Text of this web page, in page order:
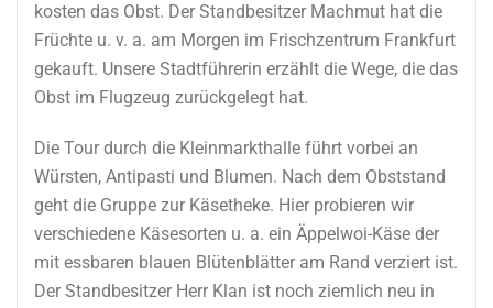
kosten das Obst. Der Standbesitzer Machmut hat die
Früchte u. v. a. am Morgen im Frischzentrum Frankfurt
gekauft. Unsere Stadtführerin erzählt die Wege, die das
Obst im Flugzeug zurückgelegt hat.
Die Tour durch die Kleinmarkthalle führt vorbei an
Würsten, Antipasti und Blumen. Nach dem Obststand
geht die Gruppe zur Käsetheke. Hier probieren wir
verschiedene Käsesorten u. a. ein Äppelwoi-Käse der
mit essbaren blauen Blütenblätter am Rand verziert ist.
Der Standbesitzer Herr Klan ist noch ziemlich neu in